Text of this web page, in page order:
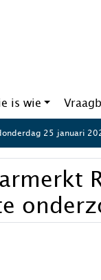
is wie
25 januari